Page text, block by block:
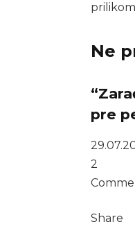
Ne
pre
2
Share